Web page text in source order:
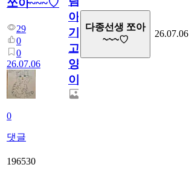
쪼아~~~♡
29
0
0
26.07.06
0
댓글
아
기
고
양
이
다종선생 쪼아
~~~♡
26.07.06
196530